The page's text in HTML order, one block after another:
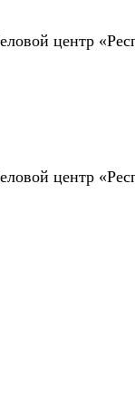
центр
центр